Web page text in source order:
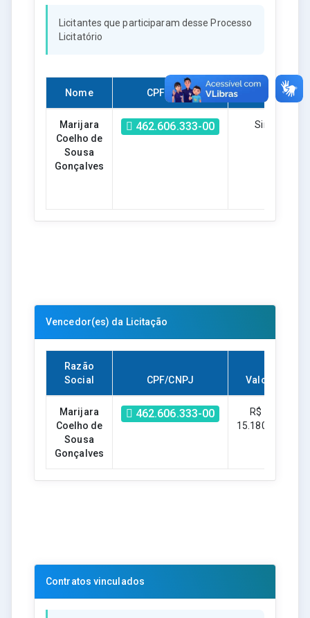
Licitantes que participaram desse Processo
Licitatório
Nome CPF/CNPJ Habilitado?
Marijara
Coelho de
Sousa
Gonçalves
462.606.333-00 Sim
Vencedor(es) da Licitação
Razão
Social
CPF/CNPJ Valor
Marijara
Coelho de
Sousa
Gonçalves
462.606.333-00
R$ -
15.180,00
Contratos vinculados